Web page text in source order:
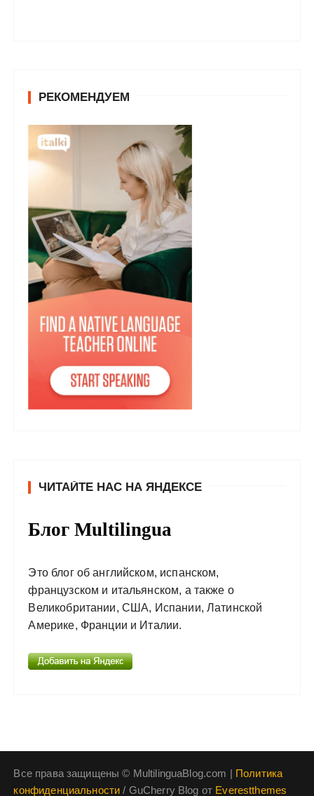
РЕКОМЕНДУЕМ
ЧИТАЙТЕ НАС НА ЯНДЕКСЕ
Блог Multilingua
Это блог об английском, испанском,
французском и итальянском, а также о
Великобритании, США, Испании, Латинской
Америке, Франции и Италии.
Все права защищены © MultilinguaBlog.com | Политика
конфиденциальности / GuCherry Blog от Everestthemes